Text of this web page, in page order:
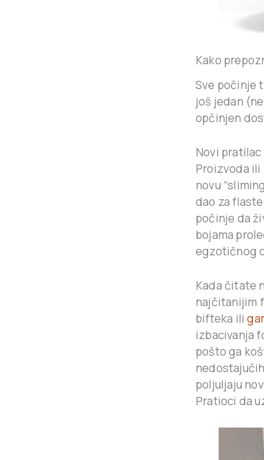
Kako
Sve počinje
još jedan
opčinjen
Novi
Proizvoda ili
novu
dao za
počinje da
bojama
egzotičnog
Kada čitate
najčitanijim
bifteka ili
izbacivanja
pošto ga
poljuljaju
Pratioci da